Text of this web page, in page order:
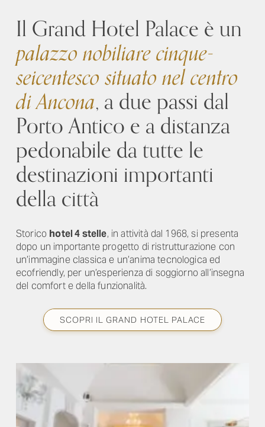
Il Grand Hotel Palace è un
palazzo nobiliare cinque-
seicentesco situato nel centro
di Ancona, a due passi dal
Porto Antico e a distanza
pedonabile da tutte le
destinazioni importanti
della città
Storico hotel 4 stelle, in attività dal 1968, si presenta
dopo un importante progetto di ristrutturazione con
un’immagine classica e un’anima tecnologica ed
ecofriendly, per un’esperienza di soggiorno all’insegna
del comfort e della funzionalità.
SCOPRI IL GRAND HOTEL PALACE